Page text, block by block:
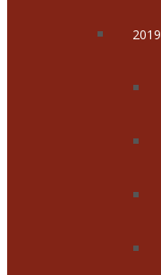
2019